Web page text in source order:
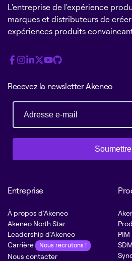
L'entreprise de l'expérience
marques et distributeurs de
expériences produits
Recevez la newsletter Akeneo
Soumettre
Entreprise
À propos d’Akeneo
Akeneo North Star
Leadership d’Akeneo
Carrière
Nous recrutons !
Nous contacter